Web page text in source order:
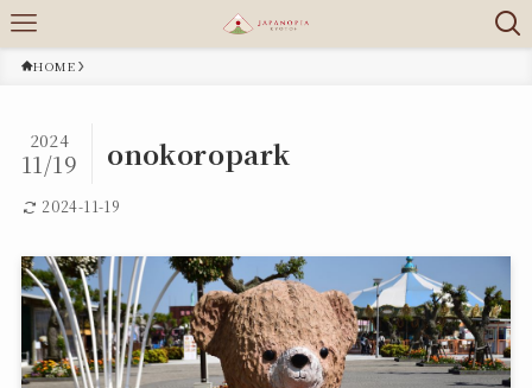
HOME
onokoropark
2024
11/19
2024-11-19